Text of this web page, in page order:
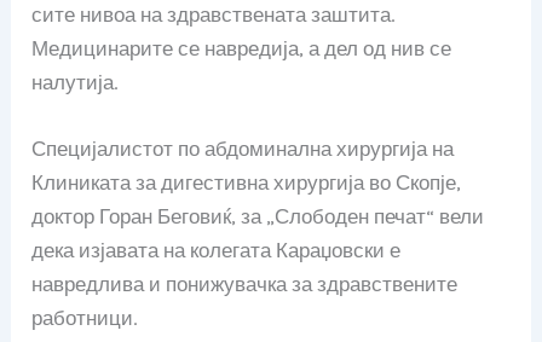
сите нивоа на здравствената заштита.
Медицинарите се навредија, а дел од нив се
налутија.
Специјалистот по абдоминална хирургија на
Клиниката за дигестивна хирургија во Скопје,
доктор Горан Беговиќ, за „Слободен печат“ вели
дека изјавата на колегата Караџовски е
навредлива и понижувачка за здравствените
работници.